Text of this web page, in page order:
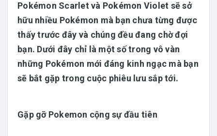
Pokémon Scarlet và Pokémon Violet sẽ sở
hữu nhiều Pokémon mà bạn chưa từng được
thấy trước đây và chúng đều đang chờ đợi
bạn. Dưới đây chỉ là một số trong vô vàn
những Pokémon mới đáng kinh ngạc mà bạn
sẽ bắt gặp trong cuộc phiêu lưu sắp tới.
Gặp gỡ Pokemon cộng sự đầu tiên